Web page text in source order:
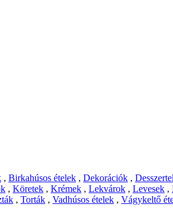
, Birkahúsos ételek , Dekorációk ,
, Köretek , Krémek , Lekvárok , Levesek ,
, Torták , Vadhúsos ételek , Vágykeltő